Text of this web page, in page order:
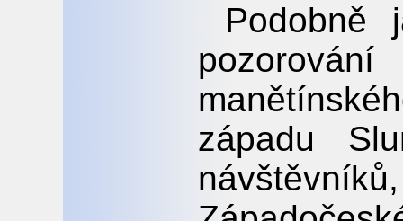
Podobně
západu